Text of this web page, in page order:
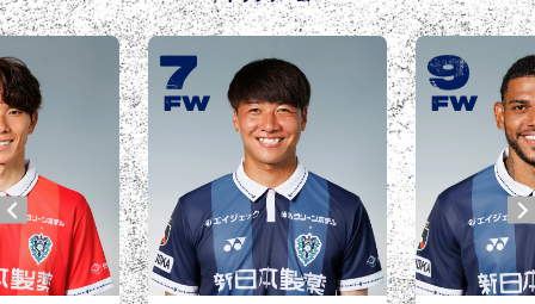
9
FW
城後 寿
JOGO Hisashi
10
FW